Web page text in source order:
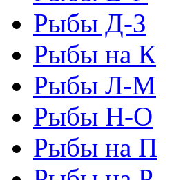
Рыбы Д-З
Рыбы на К
Рыбы Л-М
Рыбы Н-О
Рыбы на П